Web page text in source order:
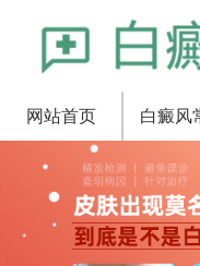
网站首页 白癜风